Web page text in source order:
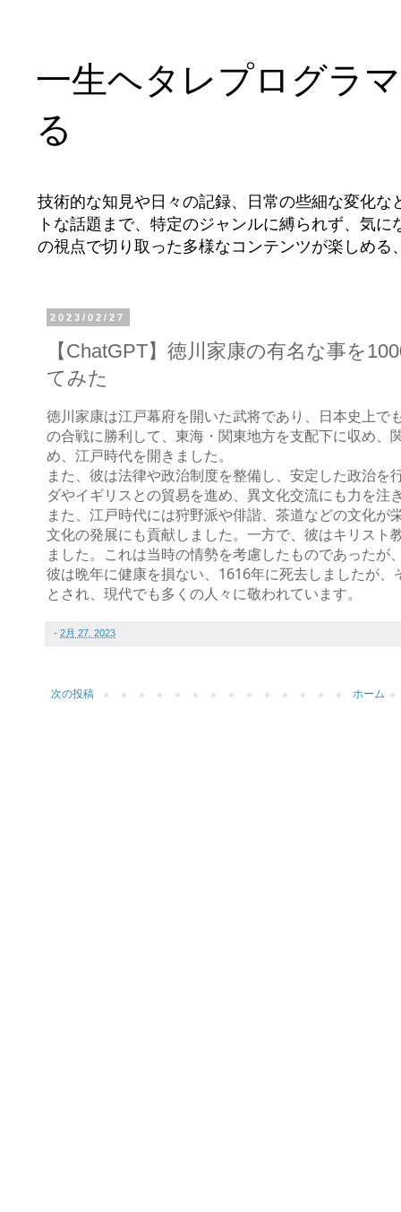
一生ヘタレプログラ
る
技術的な知見や日々の記録、日常の些細な変化
トな話題まで、特定のジャンルに縛られず、気
の視点で切り取った多様なコンテンツが楽しめ
2023/02/27
【ChatGPT】徳川家康の有名な事を
てみた
徳川家康は江戸幕府を開いた武将であり、日本史上で
の合戦に勝利して、東海・関東地方を支配下に収め、
め、江戸時代を開きました。
また、彼は法律や政治制度を整備し、安定した政治
ダやイギリスとの貿易を進め、異文化交流にも力を注
また、江戸時代には狩野派や俳諧、茶道などの文化
文化の発展にも貢献しました。一方で、彼はキリスト
ました。これは当時の情勢を考慮したものであった
彼は晩年に健康を損ない、1616年に死去しましたが
とされ、現代でも多くの人々に敬われています。
- 2月 27, 2023
次の投稿 ホーム